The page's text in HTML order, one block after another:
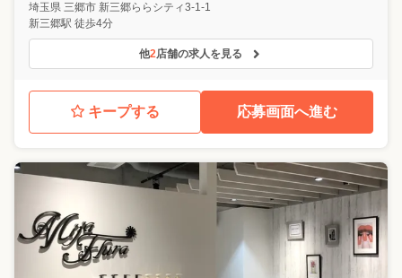
埼玉県 三郷市 新三郷ららシティ3-1-1
新三郷駅 徒歩4分
他2店舗の求人を見る
キープする 応募画面へ進む